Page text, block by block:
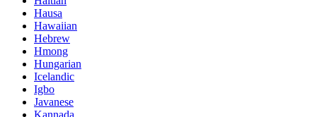
Hausa
Hawaiian
Hebrew
Hmong
Hungarian
Icelandic
Igbo
Javanese